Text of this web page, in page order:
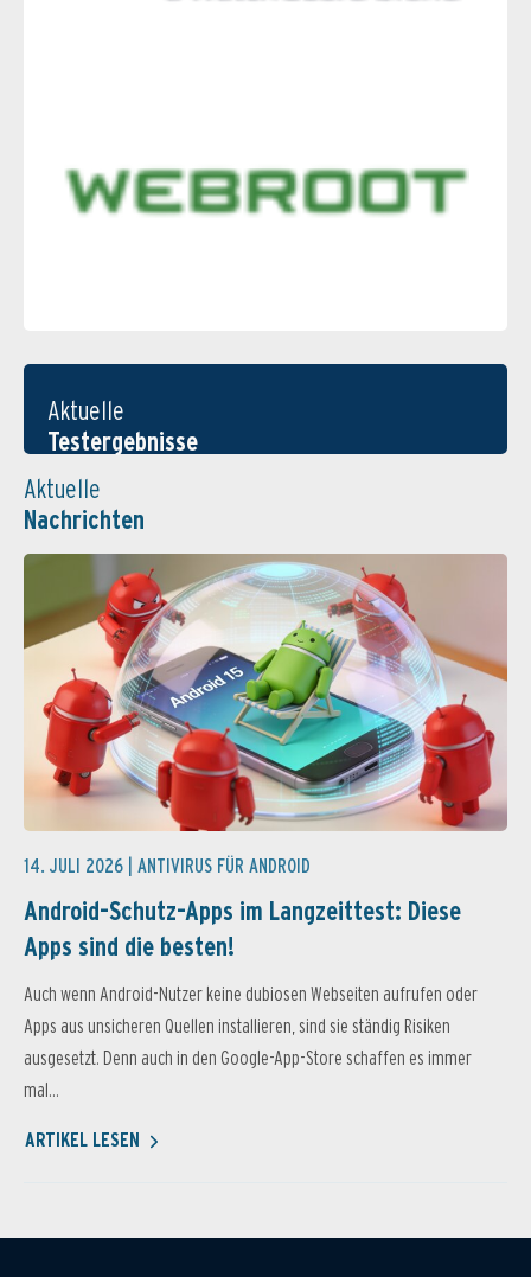
Aktuelle
Testergebnisse
Aktuelle
Nachrichten
14. JULI 2026 | ANTIVIRUS FÜR ANDROID
Android-Schutz-Apps im Langzeittest: Diese
Apps sind die besten!
Auch wenn Android-Nutzer keine dubiosen Webseiten aufrufen oder
Apps aus unsicheren Quellen installieren, sind sie ständig Risiken
ausgesetzt. Denn auch in den Google-App-Store schaffen es immer
mal...
ARTIKEL LESEN